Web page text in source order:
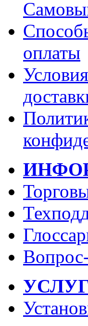
оплаты
Условия